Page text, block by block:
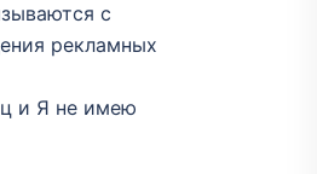
с
рекламных
и Я не имею